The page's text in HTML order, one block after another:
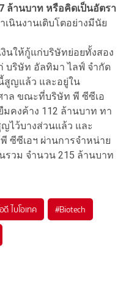
ล้านบาท หรือคิดเป็นอัตรา
เนินงานเติบโตอย่างมีนัย
นให้กู้แก่บริษัทย่อยทั้งสอง
บริษัท อัลทิมา ไลฟ์ จํากัด
สูญแล้ว และอยู่ใน
าล ขณะที่บริษัท พี ซีซีเอ
มคงค้าง 112 ล้านบาท ทา
ไว้บางส่วนแล้ว และ
ซีซีเอฯ ผ่านการจำหน่าย
รวม จำนวน 215 ล้านบาท
ดี ไบโอเทค #Biotech